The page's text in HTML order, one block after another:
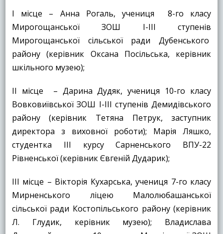
І місце – Анна Рогаль, учениця 8-го класу
Мирогощанської ЗОШ І-ІІІ ступенів
Мирогощанської сільської ради Дубенського
району (керівник Оксана Посільська, керівник
шкільного музею);
ІІ місце – Дарина Дудяк, учениця 10-го класу
Вовковиївської ЗОШ І-ІІІ ступенів Демидівського
району (керівник Тетяна Петрук, заступник
директора з виховної роботи); Марія Ляшко,
студентка ІІІ курсу Сарненського ВПУ-22
Рівненської (керівник Євгеній Дударик);
ІІІ місце – Вікторія Кухарська, учениця 7-го класу
Мирненського ліцею Малолюбашанської
сільської ради Костопільського району (керівник
Л. Глудик, керівник музею); Владислава